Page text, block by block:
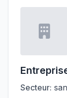
Secteur: